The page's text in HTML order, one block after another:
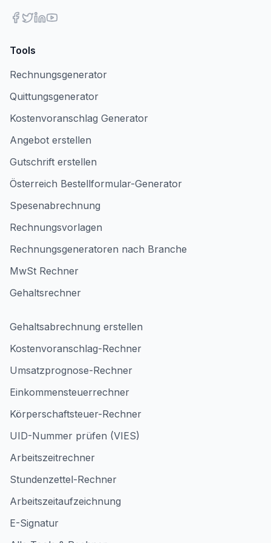
Tools
Rechnungsgenerator
Quittungsgenerator
Kostenvoranschlag Generator
Angebot erstellen
Gutschrift erstellen
Österreich Bestellformular-Generator
Spesenabrechnung
Rechnungsvorlagen
Rechnungsgeneratoren nach Branche
MwSt Rechner
Gehaltsrechner
Gehaltsabrechnung erstellen
Kostenvoranschlag-Rechner
Umsatzprognose-Rechner
Einkommensteuerrechner
Körperschaftsteuer-Rechner
UID-Nummer prüfen (VIES)
Arbeitszeitrechner
Stundenzettel-Rechner
Arbeitszeitaufzeichnung
E-Signatur